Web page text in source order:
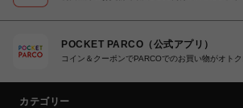
POCKET PARCO（公式アプリ）
コイン＆クーポンでPARCOでのお買い物がオトク
カテゴリー